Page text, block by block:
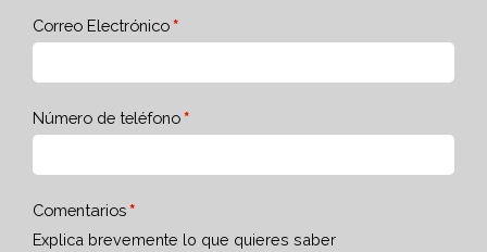
Correo Electrónico
Número de teléfono
Comentarios
Explica brevemente lo que quieres saber